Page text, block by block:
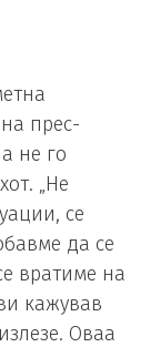
прес-
не го
„Не
се
да се
вратиме на
кажував
Оваа